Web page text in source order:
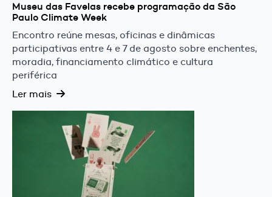
Museu das Favelas recebe programação da São
Paulo Climate Week
Encontro reúne mesas, oficinas e dinâmicas
participativas entre 4 e 7 de agosto sobre enchentes,
moradia, financiamento climático e cultura
periférica
Ler mais